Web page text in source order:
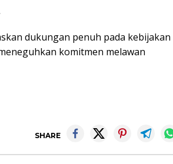
dukungan penuh pada kebijakan
komitmen melawan
SHARE